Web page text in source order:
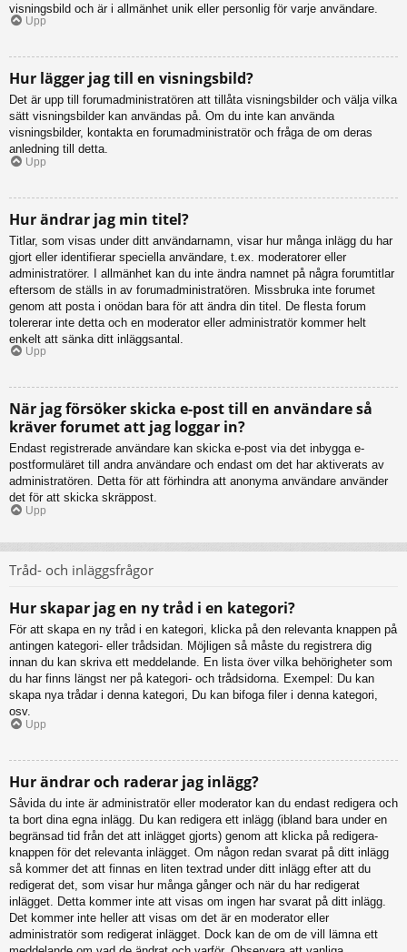
visningsbild och är i allmänhet unik eller personlig för varje användare.
Upp
Hur lägger jag till en visningsbild?
Det är upp till forumadministratören att tillåta visningsbilder och välja vilka
sätt visningsbilder kan användas på. Om du inte kan använda
visningsbilder, kontakta en forumadministratör och fråga de om deras
anledning till detta.
Upp
Hur ändrar jag min titel?
Titlar, som visas under ditt användarnamn, visar hur många inlägg du har
gjort eller identifierar speciella användare, t.ex. moderatorer eller
administratörer. I allmänhet kan du inte ändra namnet på några forumtitlar
eftersom de ställs in av forumadministratören. Missbruka inte forumet
genom att posta i onödan bara för att ändra din titel. De flesta forum
tolererar inte detta och en moderator eller administratör kommer helt
enkelt att sänka ditt inläggsantal.
Upp
När jag försöker skicka e-post till en användare så
kräver forumet att jag loggar in?
Endast registrerade användare kan skicka e-post via det inbygga e-
postformuläret till andra användare och endast om det har aktiverats av
administratören. Detta för att förhindra att anonyma användare använder
det för att skicka skräppost.
Upp
Tråd- och inläggsfrågor
Hur skapar jag en ny tråd i en kategori?
För att skapa en ny tråd i en kategori, klicka på den relevanta knappen på
antingen kategori- eller trådsidan. Möjligen så måste du registrera dig
innan du kan skriva ett meddelande. En lista över vilka behörigheter som
du har finns längst ner på kategori- och trådsidorna. Exempel: Du kan
skapa nya trådar i denna kategori, Du kan bifoga filer i denna kategori,
osv.
Upp
Hur ändrar och raderar jag inlägg?
Såvida du inte är administratör eller moderator kan du endast redigera och
ta bort dina egna inlägg. Du kan redigera ett inlägg (ibland bara under en
begränsad tid från det att inlägget gjorts) genom att klicka på redigera-
knappen för det relevanta inlägget. Om någon redan svarat på ditt inlägg
så kommer det att finnas en liten textrad under ditt inlägg efter att du
redigerat det, som visar hur många gånger och när du har redigerat
inlägget. Detta kommer inte att visas om ingen har svarat på ditt inlägg.
Det kommer inte heller att visas om det är en moderator eller
administratör som redigerat inlägget. Dock kan de om de vill lämna ett